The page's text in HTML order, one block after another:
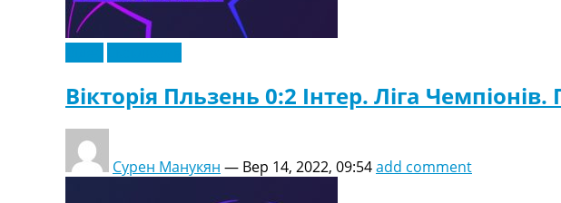
Вікторія Пльзень 0:2 Інтер. Ліга Чемпіонів.
Сурен Манукян — Вер 14, 2022, 09:54add comment